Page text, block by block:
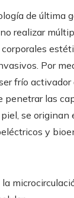
de última
realizar
Por
frío
penetrar las
se originan
y